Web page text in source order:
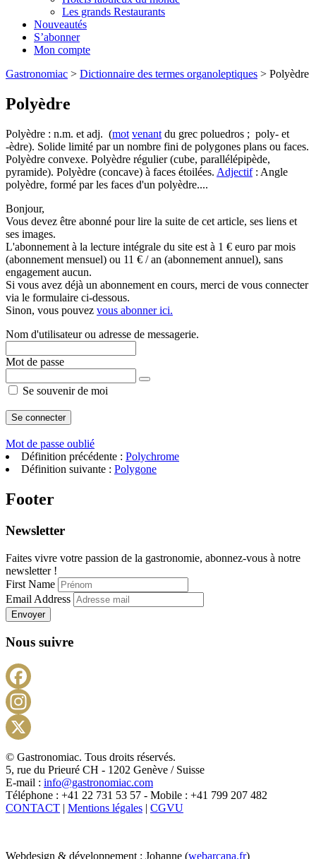
Les grands Restaurants
Nouveautés
S’abonner
Mon compte
Gastronomiac > Dictionnaire des termes organoleptiques > Polyèdre
Polyèdre
Polyèdre : n.m. et adj. (mot venant du grec poluedros ; poly- et
-èdre). Solide limité par un nombre fini de polygones plans ou faces.
Polyèdre convexe. Polyèdre régulier (cube, parallélépipède,
pyramide). Polyèdre (concave) à faces étoilées. Adjectif: Angle
polyèdre, formé par les faces d'un polyèdre....
Bonjour,
Vous devez être abonné pour lire la suite de cet article, ses liens et
ses images.
L'abonnement à la lecture intégrale du site est à 1 € euro par mois
(abonnement mensuel) ou 11 € / an (abonnement annuel), sans
engagement aucun.
Si vous avez déjà un abonnement en cours, merci de vous connecter
via le formulaire ci-dessous.
Sinon, vous pouvez vous abonner ici.
Nom d'utilisateur ou adresse de messagerie.
Mot de passe
Se souvenir de moi
Mot de passe oublié
Définition précédente : Polychrome
Définition suivante : Polygone
Footer
Newsletter
Faites vivre votre passion de la gastronomie, abonnez-vous à notre
newsletter !
First Name
Email Address
Envoyer
Nous suivre
X
© Gastronomiac. Tous droits réservés.
5, rue du Prieuré CH - 1202 Genève / Suisse
E-mail : info@gastronomiac.com
Téléphone : +41 22 731 53 57 - Mobile : +41 799 207 482
CONTACT | Mentions légales | CGVU
Webdesign & développement : Johanne (webarcana.fr)